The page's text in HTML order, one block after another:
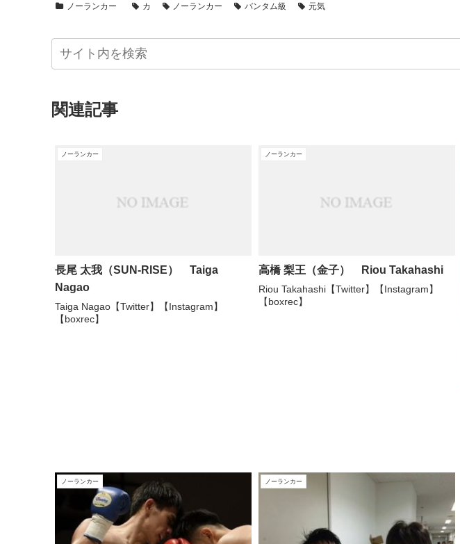
ノーランカー カ ノーランカー バンタム級 元気
関連記事
ノーランカー
長尾 太我（SUN-RISE） Taiga
Nagao
Taiga Nagao【Twitter】【Instagram】
【boxrec】
ノーランカー
高橋 梨王（金子） Riou Takahashi
Riou Takahashi【Twitter】【Instagram】
【boxrec】
ノーランカー ノーランカー